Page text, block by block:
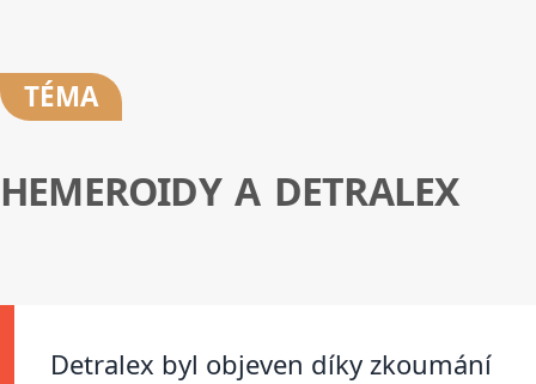
TÉMA
HEMEROIDY A DETRALEX
Detralex byl objeven díky zkoumání